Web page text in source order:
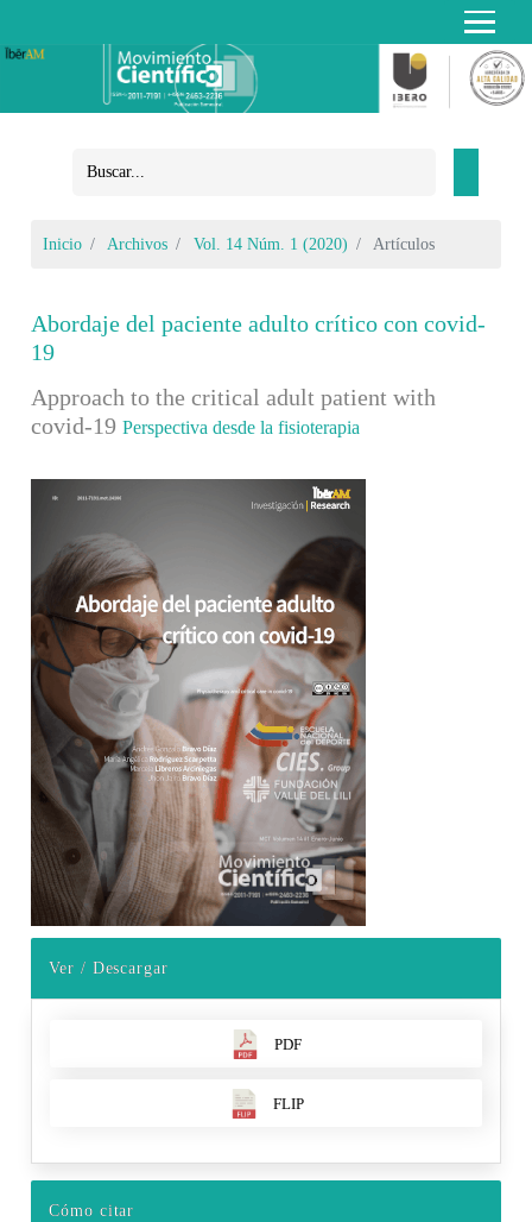
Inicio Archivos Vol. 14 Núm. 1 (2020) Artículos
Abordaje del paciente adulto crítico con covid-
19
Approach to the critical adult patient with
covid-19Perspectiva desde la fisioterapia
Barra lateral del artículo
Ver / Descargar
PDF
FLIP
Cómo citar